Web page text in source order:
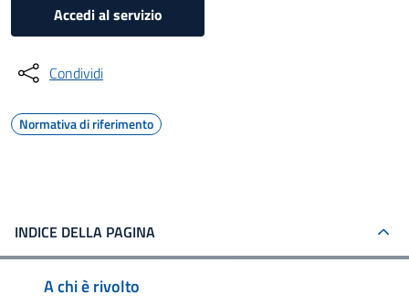
Accedi al servizio
Condividi
Normativa di riferimento
INDICE DELLA PAGINA
A chi è rivolto